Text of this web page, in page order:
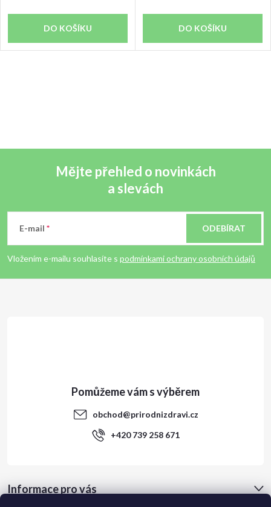
DO KOŠÍKU DO KOŠÍKU
p
Mějte přehled o novinkách
a slevách
E-mail
Vložením e-mailu souhlasíte s podmínkami ochrany osobních údajů
ODEBÍRAT
Informace pro vás
obchod@prirodnizdravi.cz
+420 739 258 671